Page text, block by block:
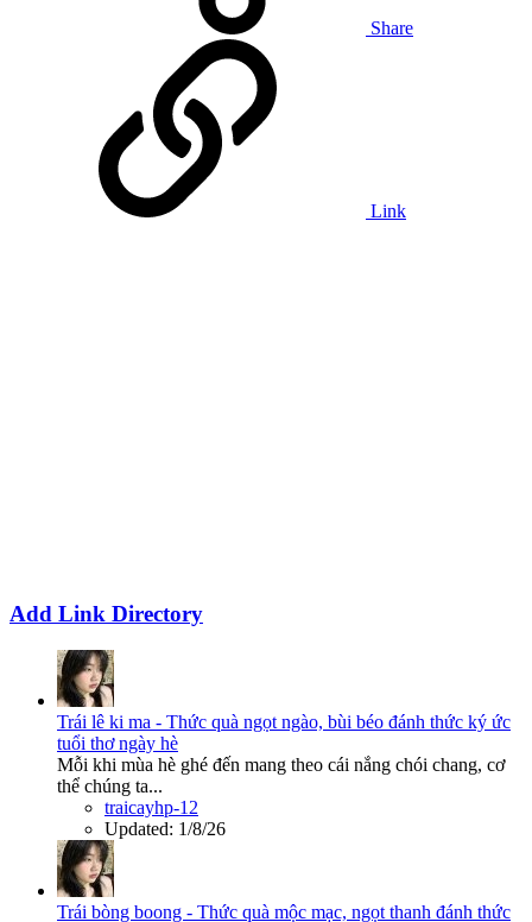
Share
Link
Add Link Directory
Trái lê ki ma - Thức quà ngọt ngào, bùi béo đánh thức ký ức
tuổi thơ ngày hè
Mỗi khi mùa hè ghé đến mang theo cái nắng chói chang, cơ
thể chúng ta...
traicayhp-12
Updated: 1/8/26
Trái bòng boong - Thức quà mộc mạc, ngọt thanh đánh thức